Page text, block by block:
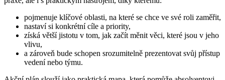
pojmenuje klíčové oblasti, na které se chce ve své roli zaměřit,
nastaví si konkrétní cíle a priority,
získá větší jistotu v tom, jak začít měnit věci, které jsou v jeho
vlivu,
a zároveň bude schopen srozumitelně prezentovat svůj přístup
vedení nebo týmu.